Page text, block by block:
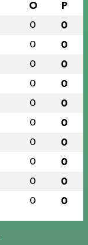
O P
0 0
0 0
0 0
0 0
0 0
0 0
0 0
0 0
0 0
0 0